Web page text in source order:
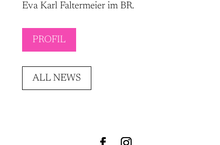
Eva Karl Faltermeier im BR.
PROFIL
ALL NEWS